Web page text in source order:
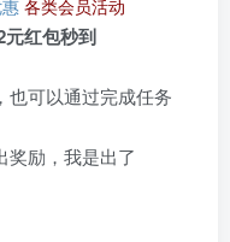
各类会员活动
元红包秒到
也可以通过完成任务
奖励，我是出了